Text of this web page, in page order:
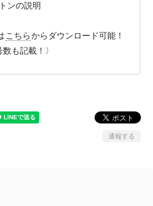
ンの説明
こちら からダウンロード可能！
も記載！〉
通報する